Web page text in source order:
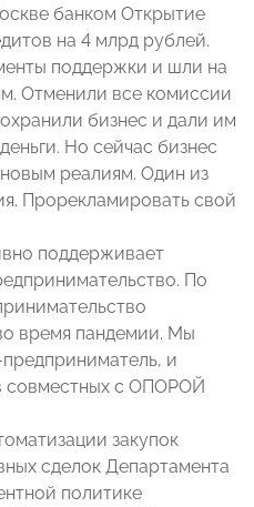
банком Открытие
на 4 млрд рублей.
поддержки и шли на
Отменили все комиссии
бизнес и дали им
Но сейчас бизнес
реалиям. Один из
Прорекламировать свой
поддерживает
По
время пандемии. Мы
и
совместных с ОПОРОЙ
закупок
сделок Департамента
политике